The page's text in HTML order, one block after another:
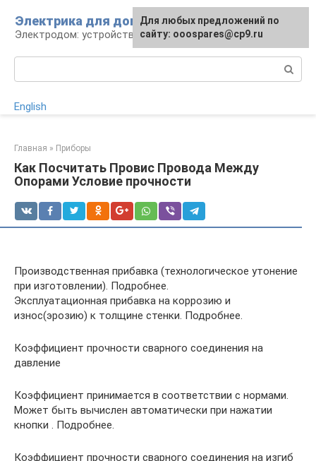
контенту
Электрика для дома
Электродом: устройства, кабели, ремонт
English
Главная » Приборы
Как Посчитать Провис Провода Между
Опорами Условие прочности
Производственная прибавка (технологическое утонение
при изготовлении). Подробнее.
Эксплуатационная прибавка на коррозию и
износ(эрозию) к толщине стенки. Подробнее.
Коэффициент прочности сварного соединения на
давление
Коэффициент принимается в соответствии с нормами.
Может быть вычислен автоматически при нажатии
кнопки . Подробнее.
Коэффициент прочности сварного соединения на изгиб
Для любых предложений по
сайту: ooospares@cp9.ru